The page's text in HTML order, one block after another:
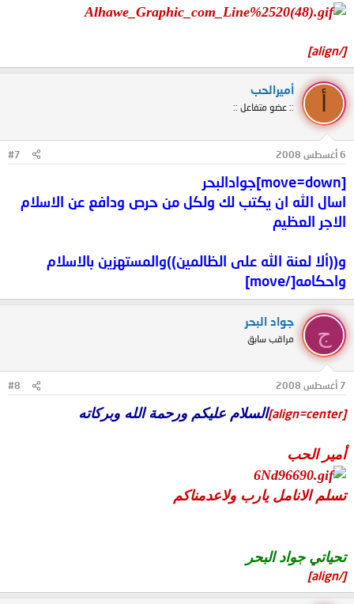
[/align]
أميرالحب
:: عضو متفاعل ::
6 أغسطس 2008 #7
[move=down]جوادالبحر
اسال الله ان يكتب لك ولكل من حرص ودافع عن الاسلام
الاجر العظيم
و((ألا لعنة الله على الظالمين))والمستهزين بالاسلام
واحكامه[/move]
ج
جواد البحر
مراقب سابق
7 أغسطس 2008 #8
[align=center] السلام عليكم ورحمة الله وبركاته
أمير الحب
تسلم الانامل يارب ولاعدمناكم
تحياتي جواد البحر
[/align]